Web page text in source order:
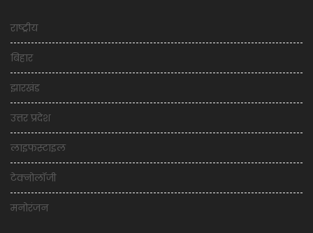
राष्ट्रीय
बिहार
झारखंड
उत्तर प्रदेश
लाइफस्टाइल
टेक्नोलॉजी
मनोरंजन